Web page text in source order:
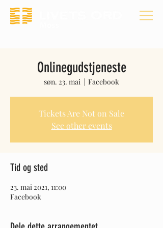
Onlinegudstjeneste
søn. 23. mai
  |
Facebook
Tickets Are Not on Sale
See other events
Tid og sted
23. mai 2021, 11:00
Facebook